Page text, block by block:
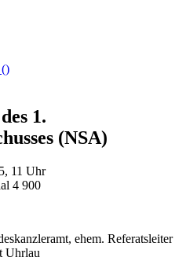
()
1.
(NSA)
11 Uhr
4 900
ehem. Referatsleiter
Uhrlau